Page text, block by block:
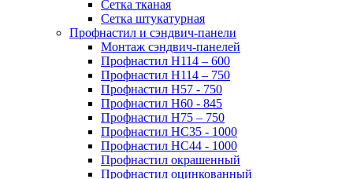
Сетка тканая
Сетка штукатурная
Профнастил и сэндвич-панели
Монтаж сэндвич-панелей
Профнастил Н114 – 600
Профнастил Н114 – 750
Профнастил Н57 - 750
Профнастил Н60 - 845
Профнастил Н75 – 750
Профнастил НС35 - 1000
Профнастил НС44 - 1000
Профнастил окрашенный
Профнастил оцинкованный